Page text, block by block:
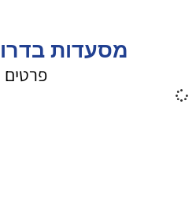
מסעדות
פרטים